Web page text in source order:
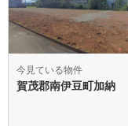
今見ている物件
賀茂郡南伊豆町加納